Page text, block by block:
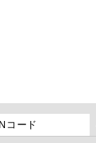
コード